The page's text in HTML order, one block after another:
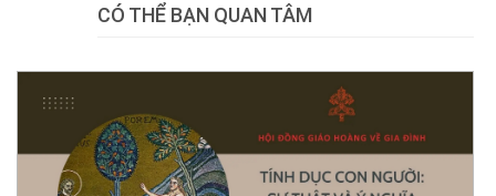
CÓ THỂ BẠN QUAN TÂM